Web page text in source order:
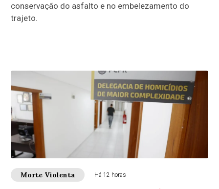
conservação do asfalto e no embelezamento do
trajeto.
Morte Violenta Há 12 horas